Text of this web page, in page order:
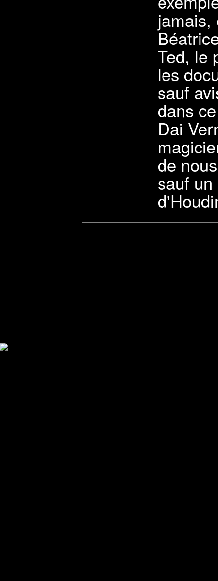
jamais,
Ted, le
les
sauf
dans
Dai
de
sauf